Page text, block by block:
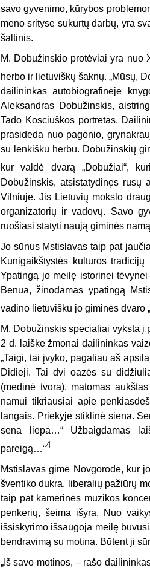
savo gyvenimo, kūrybos
meno srityse sukurtų darbų, yra
šaltinis.
M. Dobužinskio protėviai yra nuo
herbo ir lietuviškų šaknų. „Mūsų,
dailininkas autobiografinėje
Aleksandras Dobužinskis,
Tado Kosciuškos portretas.
prasideda nuo pagonio,
su lenkišku herbu. Dobužinskių
kur valdė dvarą „Dobužiai“,
Dobužinskis, atsistatydinęs
Vilniuje. Jis Lietuvių mokslo
organizatorių ir vadovų. Savo
ruošiasi statyti naują giminės
Jo sūnus Mstislavas taip pat
Kunigaikštystės kultūros
Ypatingą jo meilę istorinei
Benua, žinodamas ypatingą
vadino lietuvišku jo giminės dvaro
M. Dobužinskis specialiai vyksta
2 d. laiške žmonai dailininkas
„Taigi, tai įvyko, pagaliau aš
Didieji. Tai dvi oazės su
(medinė tvora), matomas
namui tikriausiai apie
langais. Priekyje stiklinė siena.
sena liepa…“ Užbaigdamas
pareigą…“4
Mstislavas gimė Novgorode, kur
šventiko dukra, liberalių pažiūrų
taip pat kamerinės muzikos
penkerių, šeima išyra. Nuo
išsiskyrimo išsaugoja meilę
bendravimą su motina. Būtent ji
„Iš savo motinos, – rašo